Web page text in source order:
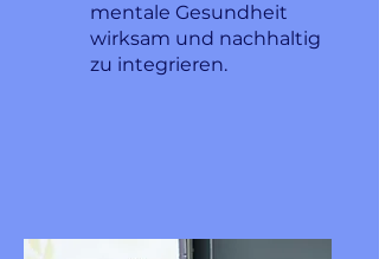
mentale Gesundheit
wirksam und nachhaltig
zu integrieren.